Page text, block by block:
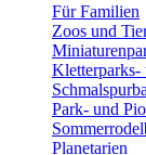
Für Familien
Zoos und
Kletterparks-
Park- und
Planetarien